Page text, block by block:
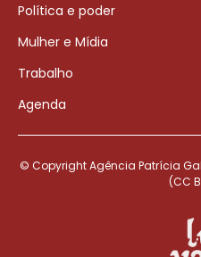
Política e poder
Mulher e Mídia
Trabalho
Agenda
© Copyright Agência Patrícia
(CC